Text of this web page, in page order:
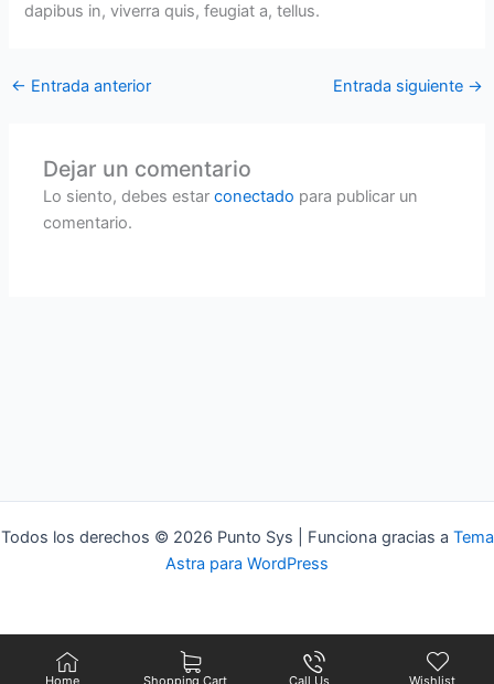
dapibus in, viverra quis, feugiat a, tellus.
← Entrada anterior Entrada siguiente →
Dejar un comentario
Lo siento, debes estarconectado para publicar un
comentario.
Todos los derechos © 2026 Punto Sys | Funciona gracias a Tema
Astra para WordPress
Home Shopping Cart Call Us Wishlist